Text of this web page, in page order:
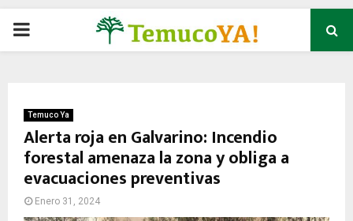
P
M
A
Temuco Ya
Alerta roja en Galvarino: Incendio
forestal amenaza la zona y obliga a
evacuaciones preventivas
Enero 31, 2024